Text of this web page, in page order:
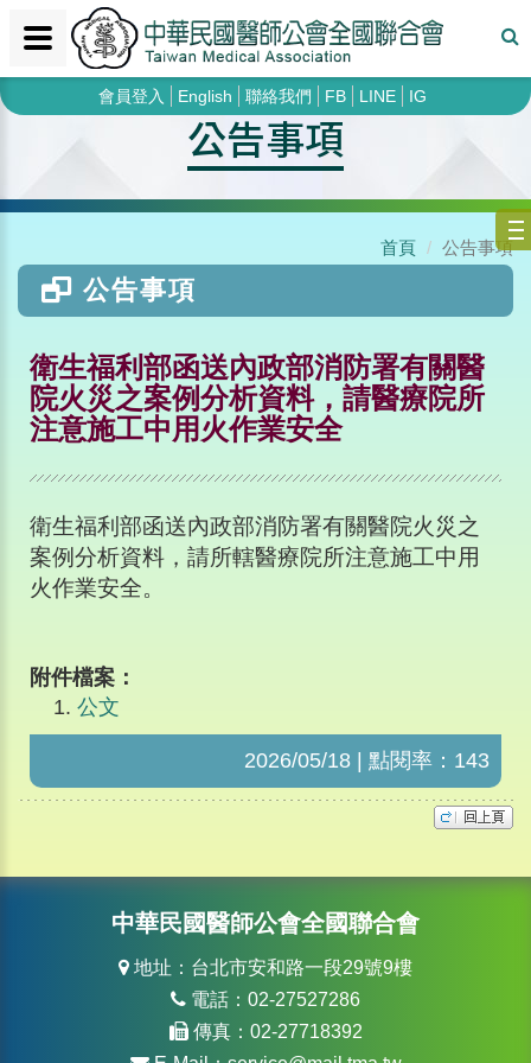
會員登入 English 聯絡我們 FB LINE IG
公告事項
首頁 公告事項
公告事項
衛生福利部函送內政部消防署有關醫
院火災之案例分析資料，請醫療院所
注意施工中用火作業安全
衛生福利部函送內政部消防署有關醫院火災之
案例分析資料，請所轄醫療院所注意施工中用
火作業安全。
附件檔案：
公文
2026/05/18 | 點閱率：143
中華民國醫師公會全國聯合會
地址：台北市安和路一段29號9樓
電話：02-27527286
傳真：02-27718392